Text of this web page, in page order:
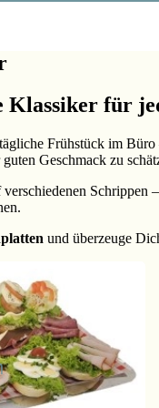
Klassiker für
Frühstück im Büro
Geschmack zu
Schrippen
und überzeuge